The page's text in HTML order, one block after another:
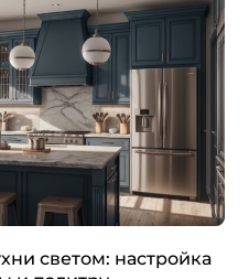
светом: настройка